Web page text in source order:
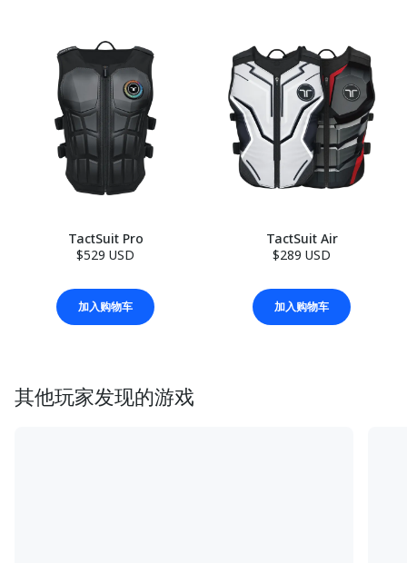
TactSuit Pro
$529 USD
加入购物车
TactSuit Air
$289 USD
加入购物车
其他玩家发现的游戏